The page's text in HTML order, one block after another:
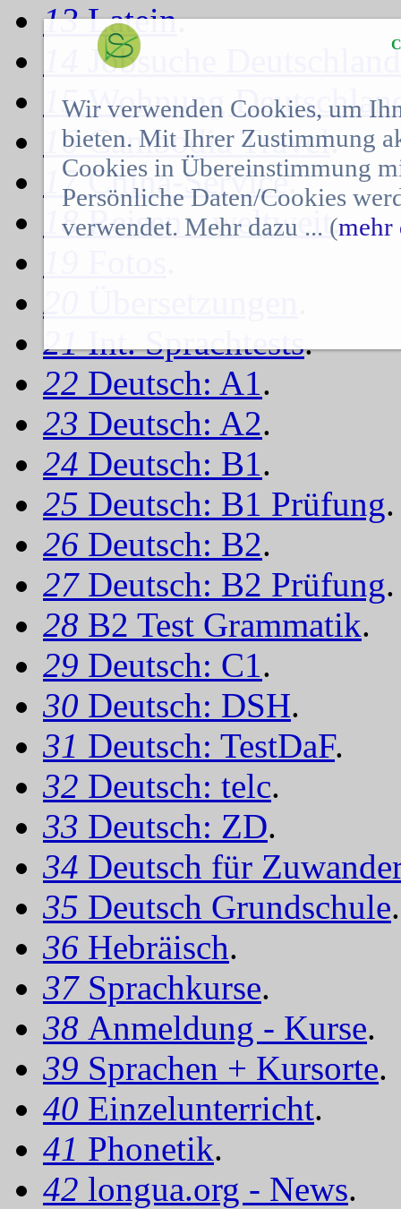
13Latein.
Jobsuche Deutschland
15Wohnung
16Cambodia Travel.
17China-Service.
18Reisen - weltweit.
20
21Int. Sprachtests.
22 Deutsch: A1.
23 Deutsch: A2.
24 Deutsch: B1.
25 Deutsch: B1 Prüfung.
26 Deutsch: B2.
27 Deutsch: B2 Prüfung.
28 B2 Test Grammatik.
29 Deutsch: C1.
30 Deutsch: DSH.
31 Deutsch: TestDaF.
32 Deutsch: telc.
33 Deutsch: ZD.
34 Deutsch für
35 Deutsch Grundschule.
36 Hebräisch.
37 Sprachkurse.
38 Anmeldung - Kurse.
39 Sprachen + Kursorte.
40 Einzelunterricht.
41 Phonetik.
42 longua.org - News.
Wir verwenden Cookies, um
bieten. Mit Ihrer Zustimmung
Cookies in Übereinstimmung
Persönliche Daten/Cookies
verwendet. Mehr dazu ... (mehr